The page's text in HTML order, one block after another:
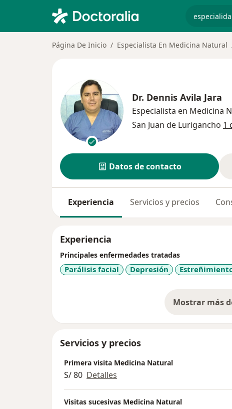
Página De Inicio Especialista En Medicina Natural
Dr. Dennis Avila Jara
Especialista en Medicina
San Juan de Lurigancho 1
Datos de contacto
Experiencia Servicios y precios
Experiencia
Principales enfermedades tratadas
Parálisis facial Depresión
Mostrar más
Servicios y precios
Primera visita Medicina Natural
S/ 80 Detalles
Visitas sucesivas Medicina Natural